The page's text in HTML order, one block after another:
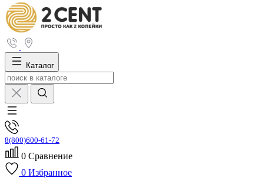
Каталог
8(800)600-61-72
0 Сравнение
0 Избранное